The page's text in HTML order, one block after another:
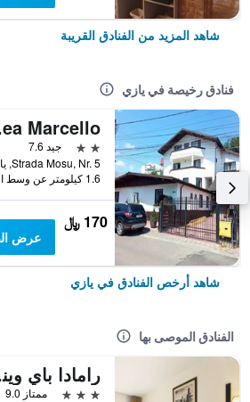
شاهد المزيد من الفنادق القريبة
فنادق رخيصة في يازي
2 نجمتين
جيد 7.6
1.6 كيلومتر عن وسط المدينة
170 ﷼
عرض
شاهد أرخص الفنادق في يازي
الفنادق الموصى بها
3 نجوم
ممتاز 9.0